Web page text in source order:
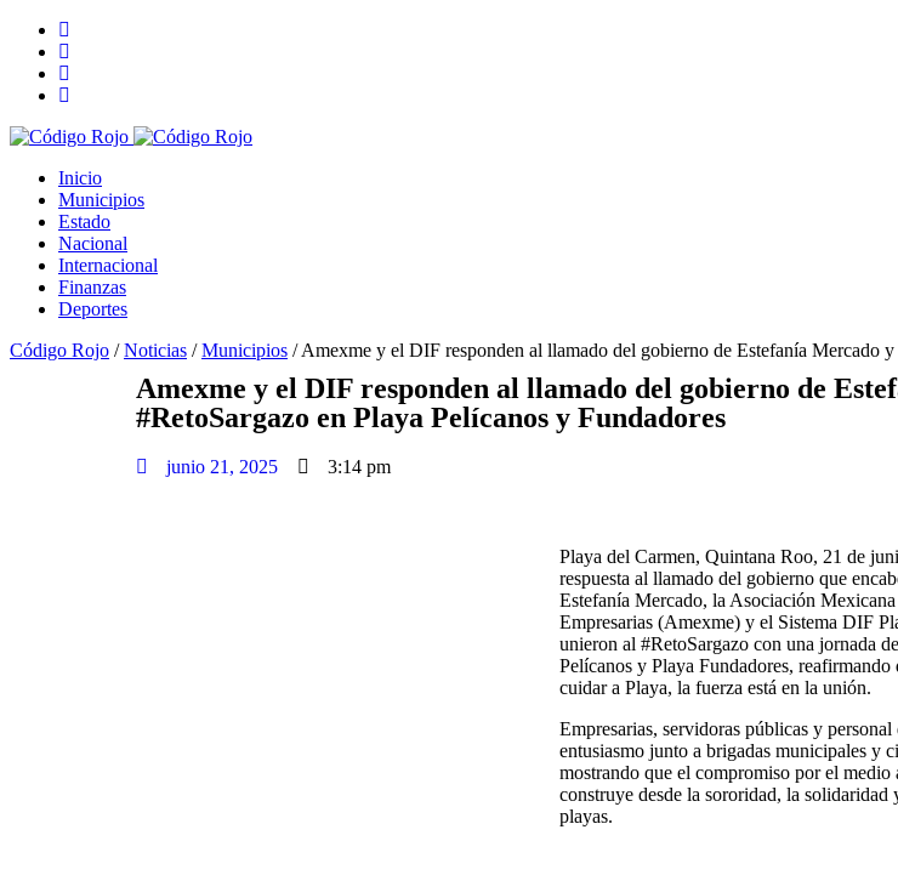
Inicio
Municipios
Estado
Nacional
Internacional
Finanzas
Deportes
Código Rojo /Noticias /Municipios /Amexme y el DIF responden al llamado del gobierno de Estefanía Mercado
Amexme y el DIF responden al llamado del gobierno de
#RetoSargazo en Playa Pelícanos y Fundadores
junio 21, 2025 3:14 pm
Playa del Carmen, Quintana Roo, 21 de
respuesta al llamado del gobierno que
Estefanía Mercado, la Asociación
Empresarias (Amexme) y el Sistema DIF
unieron al #RetoSargazo con una jornada
Pelícanos y Playa Fundadores, reafirmando
cuidar a Playa, la fuerza está en la unión.
Empresarias, servidoras públicas y
entusiasmo junto a brigadas municipales y
mostrando que el compromiso por el medio
construye desde la sororidad, la solidaridad
playas.